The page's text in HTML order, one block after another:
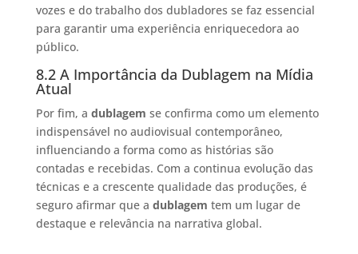
vozes e do trabalho dos dubladores se faz essencial
para garantir uma experiência enriquecedora ao
público.
8.2 A Importância da Dublagem na Mídia
Atual
Por fim, a dublagem se confirma como um elemento
indispensável no audiovisual contemporâneo,
influenciando a forma como as histórias são
contadas e recebidas. Com a continua evolução das
técnicas e a crescente qualidade das produções, é
seguro afirmar que a dublagem tem um lugar de
destaque e relevância na narrativa global.